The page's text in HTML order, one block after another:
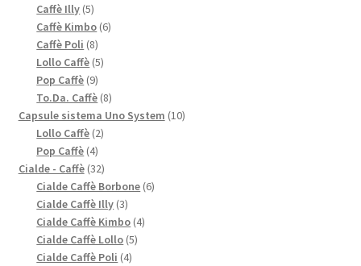
Caffè Illy 55
prodotti
Caffè Kimbo 66
Caffè Poli 88
prodotti
Lollo Caffè 55
Pop Caffè 99
prodotti
To.Da. Caffè 88
prodotti
Capsule sistema Uno System 1010
Lollo Caffè 22
Pop Caffè 44
prodotti
Cialde - Caffè 3232
prodotti
Cialde Caffè Borbone 66
Cialde Caffè Illy 33
prodotti
Cialde Caffè Kimbo 44
Cialde Caffè Lollo 55
Cialde Caffè Poli 44